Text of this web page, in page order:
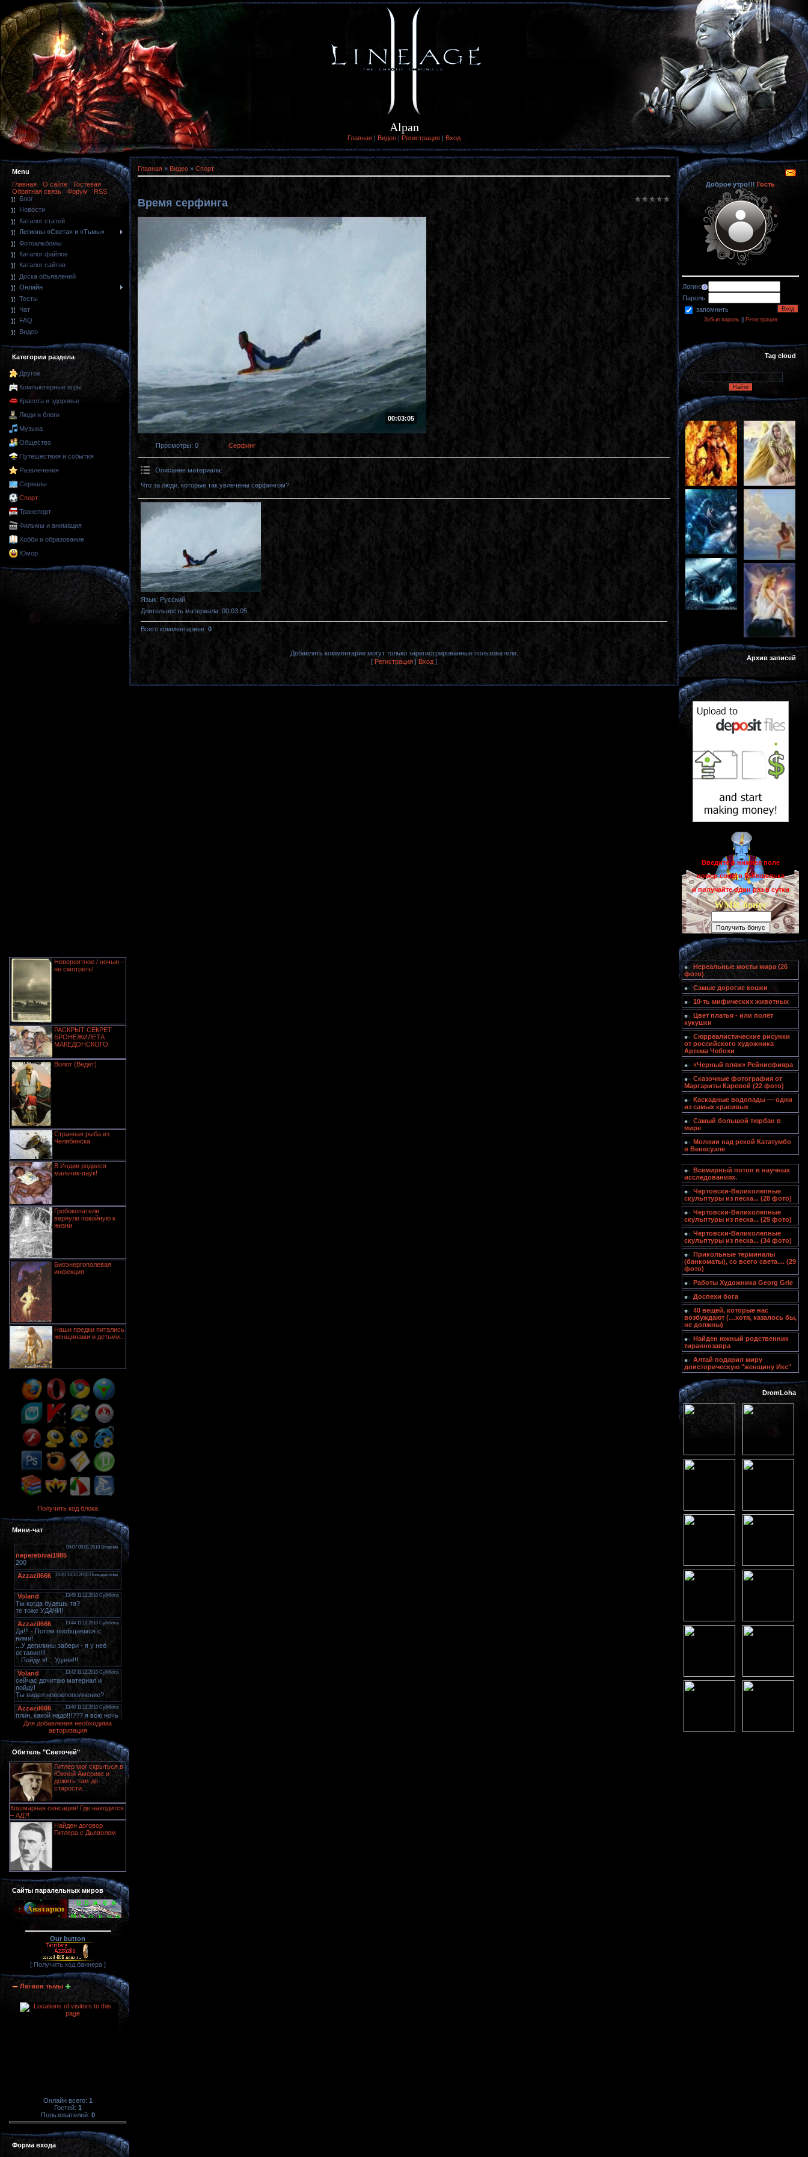
Alpan
Главная | Видео | Регистрация | Вход
Menu
Главная
О сайте
Гостевая
Обратная связь
Форум
RSS
Блог
Новости
Каталог статей
Легионы «Света» и «Тьмы»
Фотоальбомы
Каталог файлов
Каталог сайтов
Доска объявлений
Онлайн
Тесты
Чат
FAQ
Видео
Категории раздела
Другое
Компьютерные игры
Красота и здоровье
Люди и блоги
Музыка
Общество
Путешествия и события
Развлечения
Сериалы
Спорт
Транспорт
Фильмы и анимация
Хобби и образование
Юмор
Невероятное / ночью –
не смотреть!
РАСКРЫТ СЕКРЕТ
БРОНЕЖИЛЕТА
МАКЕДОНСКОГО
Волот (Ведёт)
Странная рыба из
Челябинска
В Индии родился
мальчик-паук!
Гробокопатели
вернули покойную к
жизни
Биоэнергополевая
инфекция
Наши предки питались
женщинами и детьми...
Получить код блока
Мини-чат
Для добавления необходима
авторизация
Обитель "Светочей"
Гитлер мог скрыться в
Южной Америке и
дожить там до
старости.
Кошмарная сенсация! Где находится
– АД?!
Найден договор
Гитлера с Дьяволом
Сайты паралельных миров
Our button
[ Получить код баннера ]
Легион тьмы
Онлайн всего: 1
Гостей: 1
Пользователей: 0
Форма входа
Главная » Видео » Спорт
Время серфинга
00:03:05
Просмотры: 0 Серфинг
Описание материала:
Что за люди, которые так увлечены серфингом?
Язык: Русский
Длительность материала: 00:03:05
Всего комментариев: 0
Добавлять комментарии могут только зарегистрированные пользователи.
[ Регистрация | Вход ]
Доброе утро!!! Гость
Логин:
Пароль:
запомнить
Забыл пароль|| Регистрация
Tag cloud
Архив записей
Введите в нижнее поле
номер своего R-Кошелька
и получайте один раз в сутки
WMR-бонус
Нереальные мосты мира (26
фото)
Самые дорогие кошки
10-ть мифических животных
Цвет платья - или полёт
кукушки
Сюрреалистические рисунки
от российского художника
Артема Чебохи
«Черный пляж» Рейнисфияра
Сказочные фотография от
Маргариты Каревой (22 фото)
Каскадные водопады — одни
из самых красивых
Самый большой тюрбан в
мире
Молнии над рекой Кататумбо
в Венесуэле
Всемирный потоп в научных
исследованиях.
Чертовски-Великолепные
скульптуры из песка... (28 фото)
Чертовски-Великолепные
скульптуры из песка... (29 фото)
Чертовски-Великолепные
скульптуры из песка... (34 фото)
Прикольные терминалы
(банкоматы), со всего света.... (29
фото)
Работы Художника Georg Grie
Доспехи бога
40 вещей, которые нас
возбуждают (…хотя, казалось бы,
не должны)
Найден южный родственник
тираннозавра
Алтай подарил миру
доисторическую "женщину Икс"
DromLoha